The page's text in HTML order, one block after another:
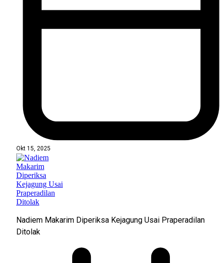
Okt 15, 2025
Nadiem Makarim Diperiksa Kejagung Usai Praperadilan
Ditolak